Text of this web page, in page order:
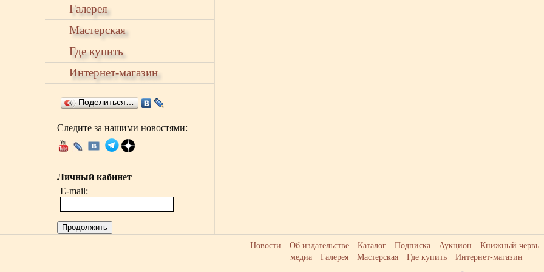
Галерея
Мастерская
Где купить
Интернет-магазин
Поделиться…
Следите за нашими новостями:
Личный кабинет
E-mail:
Продолжить
Новости Об издательстве Каталог Подписка Аукцион Книжный червь
медиа
Галерея Мастерская Где купить Интернет-магазин